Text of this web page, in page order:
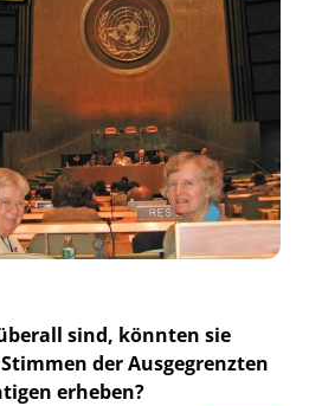
sind, könnten sie
der Ausgegrenzten
erheben?